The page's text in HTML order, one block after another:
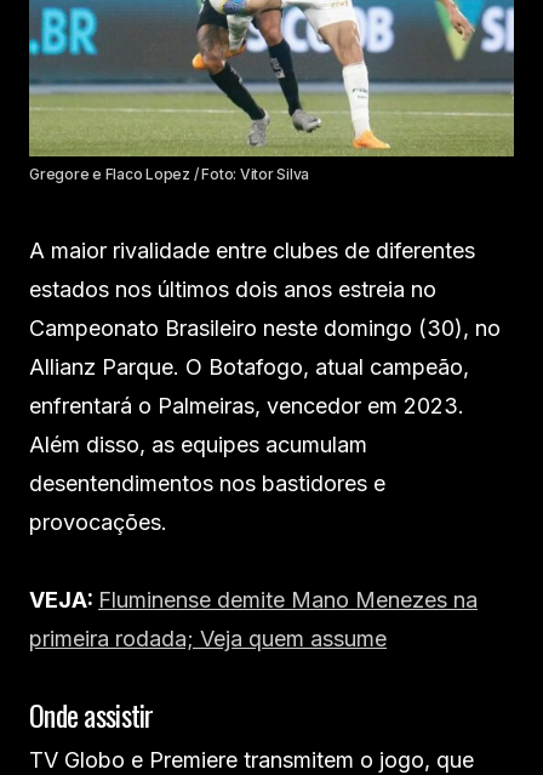
Gregore e Flaco Lopez / Foto: Vitor Silva
A maior rivalidade entre clubes de diferentes
estados nos últimos dois anos estreia no
Campeonato Brasileiro neste domingo (30), no
Allianz Parque. O Botafogo, atual campeão,
enfrentará o Palmeiras, vencedor em 2023.
Além disso, as equipes acumulam
desentendimentos nos bastidores e
provocações.
VEJA: Fluminense demite Mano Menezes na
primeira rodada; Veja quem assume
Onde assistir
TV Globo e Premiere transmitem o jogo, que